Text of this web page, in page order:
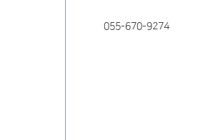
055-670-9274